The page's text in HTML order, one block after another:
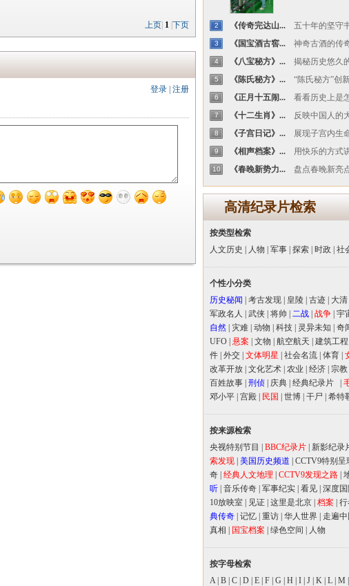
上页 1 下页
登录 注册
2 《传奇完达山... 五十年的坚守
3 《国宝酒古窖... 神奇古酒的传
4 《八宝秘方》... 揭秘历史悠久
5 《陈氏秘方》... “陈氏秘方”创
6 《正月十五闹... 看看历史上是
7 《十二生肖》... 反映中国人的
8 《子宫日记》... 展现子宫内生
9 《相声档案》... 用快乐的方式
10 《春晚新势力... 盘点春晚新亮
高清纪录片检索
按类型检索
人文历史
人物 军事 探索 时政 社
个性小分类
历史秘闻
考古发现 皇陵 古迹 大清
军政名人
武侠 将帅 二战 战争 宇
自然
灾难 动物 科技 灵异未知 奇
UFO 悬案 文物 航空航天 建筑工程
件 外交 文体明星 社会名流 体育
改革开放 文化艺术 农业 经济 宗教
百姓故事 刑侦 庆典 经典纪录片
邓小平 宫殿 民国 世博 干尸 希特
按来源检索
央视特别节目
BBC纪录片 新影纪录
索发现 美国历史频道 CCTV9特别呈
奇 经典人文地理 CCTV9发现之路
听 音乐传奇 军事纪实 看见 深度
10放映室
见证 这里是北京 档案
典传奇 记忆 重访 华人世界 走遍中
真相
国宝档案 绿色空间 人物
按字母检索
A| B C D E F G H I J K L M